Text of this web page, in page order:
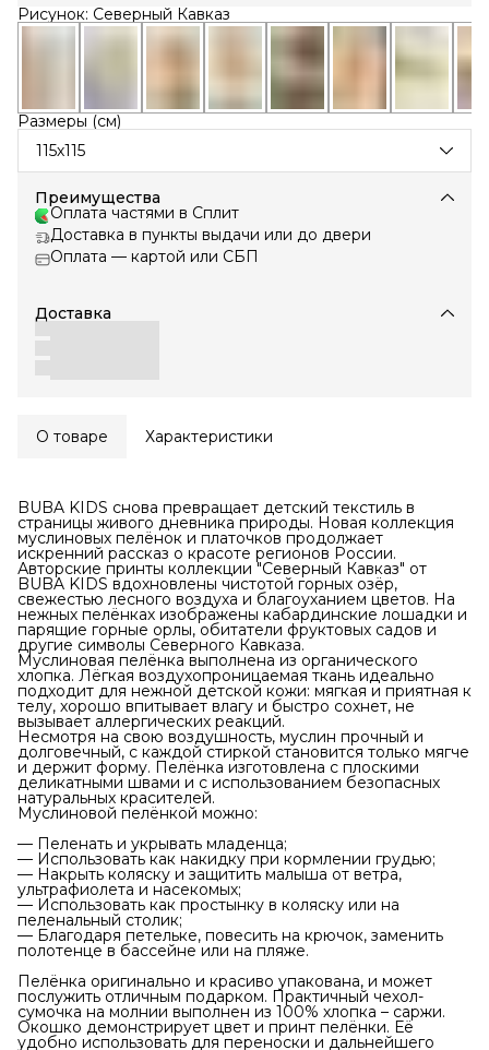
Рисунок: Северный Кавказ
Размеры (см)
115х115
Преимущества
Оплата частями в Сплит
Доставка в пункты выдачи или до двери
Оплата — картой или СБП
Доставка
О товаре Характеристики
BUBA KIDS снова превращает детский текстиль в
страницы живого дневника природы. Новая коллекция
муслиновых пелёнок и платочков продолжает
искренний рассказ о красоте регионов России.
Авторские принты коллекции "Северный Кавказ" от
BUBA KIDS вдохновлены чистотой горных озёр,
свежестью лесного воздуха и благоуханием цветов. На
нежных пелёнках изображены кабардинские лошадки и
парящие горные орлы, обитатели фруктовых садов и
другие символы Северного Кавказа.
Муслиновая пелёнка выполнена из органического
хлопка. Лёгкая воздухопроницаемая ткань идеально
подходит для нежной детской кожи: мягкая и приятная к
телу, хорошо впитывает влагу и быстро сохнет, не
вызывает аллергических реакций.
Несмотря на свою воздушность, муслин прочный и
долговечный, с каждой стиркой становится только мягче
и держит форму. Пелёнка изготовлена с плоскими
деликатными швами и с использованием безопасных
натуральных красителей.
Муслиновой пелёнкой можно:
— Пеленать и укрывать младенца;
— Использовать как накидку при кормлении грудью;
— Накрыть коляску и защитить малыша от ветра,
ультрафиолета и насекомых;
— Использовать как простынку в коляску или на
пеленальный столик;
— Благодаря петельке, повесить на крючок, заменить
полотенце в бассейне или на пляже.
Пелёнка оригинально и красиво упакована, и может
послужить отличным подарком. Практичный чехол-
сумочка на молнии выполнен из 100% хлопка – саржи.
Окошко демонстрирует цвет и принт пелёнки. Её
удобно использовать для переноски и дальнейшего